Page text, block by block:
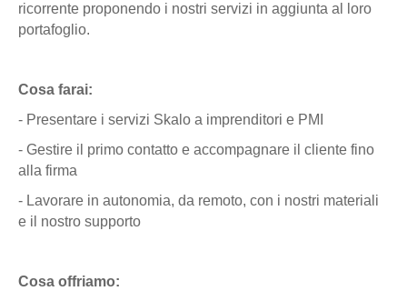
ricorrente proponendo i nostri servizi in aggiunta al loro
portafoglio.
Cosa farai:
- Presentare i servizi Skalo a imprenditori e PMI
- Gestire il primo contatto e accompagnare il cliente fino
alla firma
- Lavorare in autonomia, da remoto, con i nostri materiali
e il nostro supporto
Cosa offriamo: